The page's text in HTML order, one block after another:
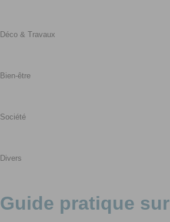
Déco & Travaux
Bien-être
Société
Divers
Guide pratique sur